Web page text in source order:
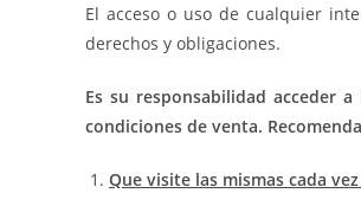
El acceso o uso de cualquier
derechos y obligaciones.
Es su responsabilidad acceder
condiciones de venta.
Que visite las mismas cada